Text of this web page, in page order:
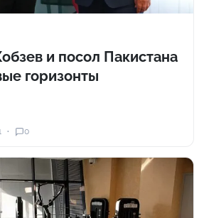
и посол Пакистана
горизонты
0